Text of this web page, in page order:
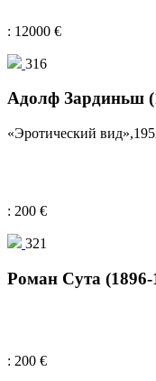
: 12000 €
316
Адолф Зардиньш
«Эротический
: 200 €
321
Роман Сута (1896-
: 200 €